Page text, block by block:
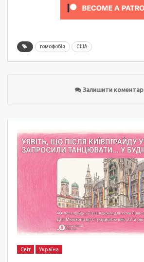
гомофобія США
Залишити коментар
Світ Україна